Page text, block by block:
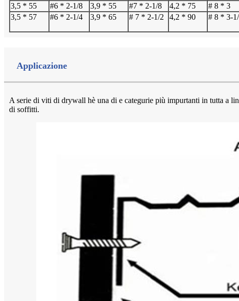
3,5 * 55
#6 * 2-1/8 3,9 * 55 #7 * 2-1/8 4,2 * 75 # 8 * 3
3,5 * 57
#6 * 2-1/4 3,9 * 65 # 7 * 2-1/2 4,2 * 90 # 8 * 3-
Applicazione
A serie di viti di drywall hè una di e categurie più impurtanti in tutta a
di soffitti.